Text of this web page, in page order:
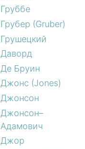
Груббе
Грубер (Gruber)
Грушецкий
Даворд
Де Бруин
Джонс (Jones)
Джонсон
Джонсон–
Адамович
Джор